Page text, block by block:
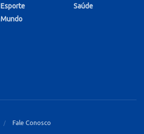
Esporte
Mundo
Saúde
Fale Conosco